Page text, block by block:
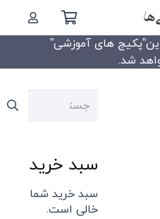
های آموزشی”
جستجو
سبد خرید
سبد خرید شما
خالی است.